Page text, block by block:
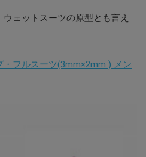
ェットスーツの原型とも言え
フルスーツ(3mm×2mm ) メン